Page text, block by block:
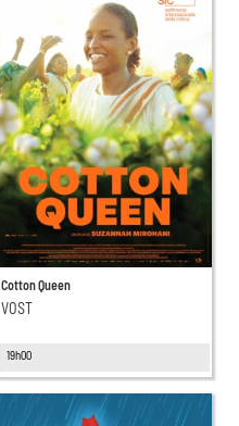
Cotton Queen
VOST
19h00